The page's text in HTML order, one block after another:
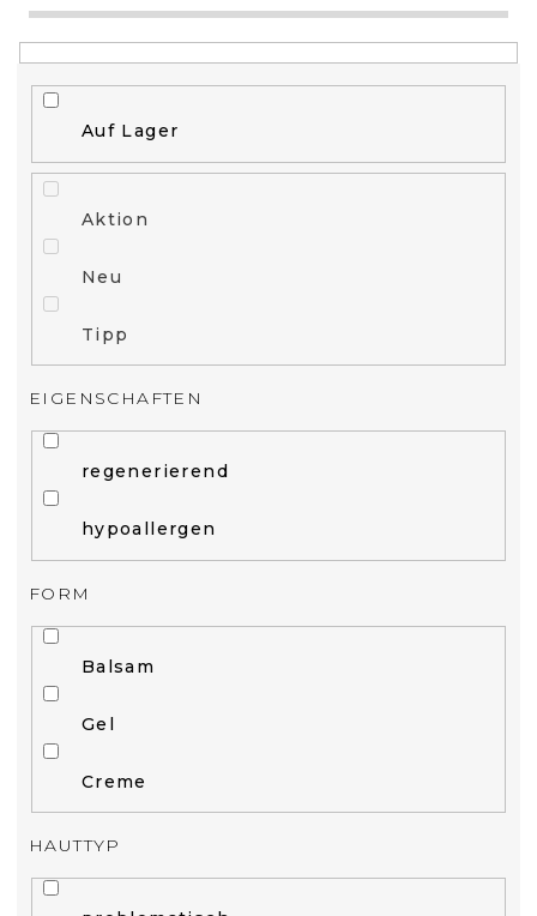
Auf Lager
Aktion
Neu
Tipp
EIGENSCHAFTEN
regenerierend
hypoallergen
FORM
Balsam
Gel
Creme
HAUTTYP